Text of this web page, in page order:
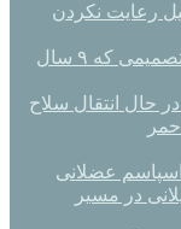
دلیل رعایت نکردن
موتورسیکلت‌ها پشت درِ طرح ترافیک؛ تصمیمی که ۹ سال
اسپاسم عضلانی
در مسیر